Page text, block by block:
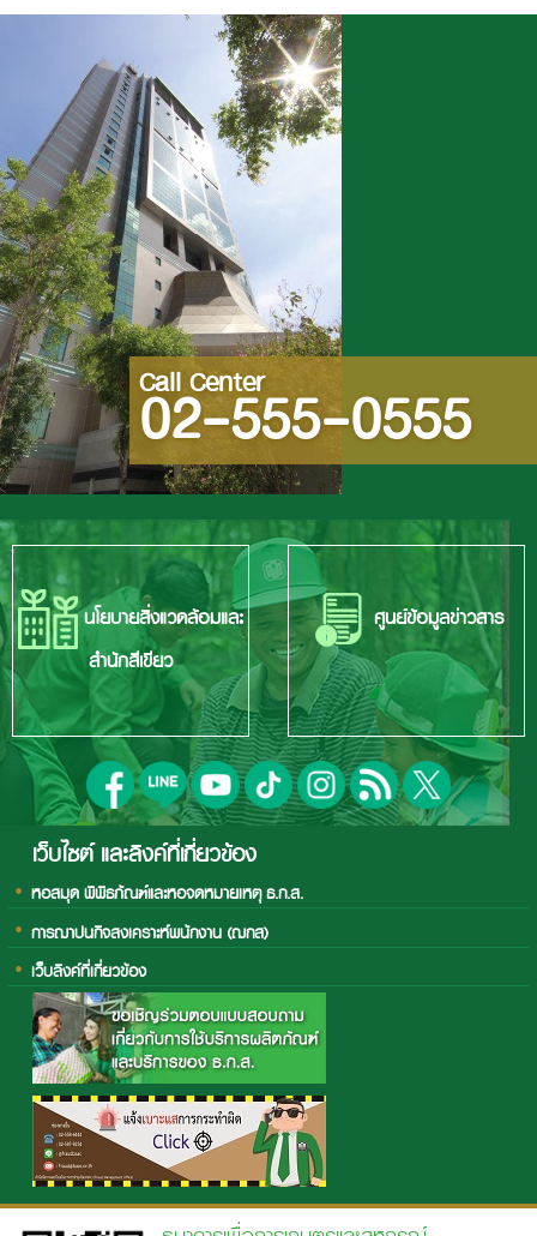
Call Center
02-555-0555
นโยบายสิ่งแวดล้อมและ
สำนักสีเขียว
ศูนย์ข้อมูลข่าวสาร
เว็บไซต์ และลิงค์ที่เกี่ยวข้อง
หอสมุด พิพิธภัณฑ์และหอจดหมายเหตุ ธ.ก.ส.
การฌาปนกิจสงเคราะห์พนักงาน (ฌกส)
เว็บลิงค์ที่เกี่ยวข้อง